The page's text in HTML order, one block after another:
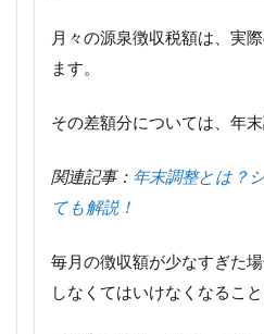
月々の源泉徴収税額は、実
ます。
その差額分については、年末
関連記事： 年末調整とは？
ても解説！
毎月の徴収額が少なすぎた
しなくてはいけなくなること